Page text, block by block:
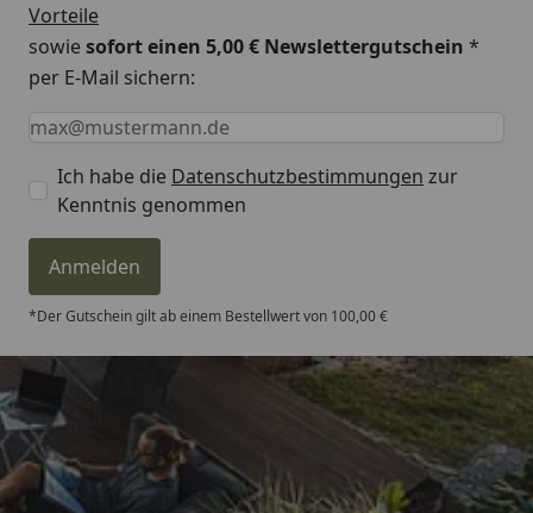
Vorteile
sowiesofort einen 5,00 € Newslettergutschein *
per E-Mail sichern:
Keine Eingabe erforderlich
Eingabe erforderlich
E-Mail *
Ich habe die Datenschutzbestimmungen zur
Kenntnis genommen
Anmelden
*Der Gutschein gilt ab einem Bestellwert von 100,00 €
Trusted Shops
4,81/ 5